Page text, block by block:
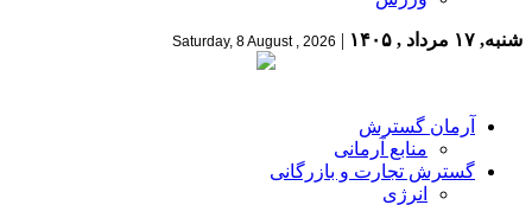
شنبه, ۱۷ مرداد , ۱۴۰۵ |
Saturday, 8 August , 2026
آرمان گسترش
منابع آرمانی
گسترش تجارت و بازرگانی
انرژی